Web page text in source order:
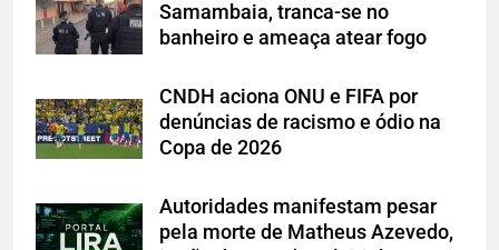
Samambaia, tranca-se no
banheiro e ameaça atear fogo
CNDH aciona ONU e FIFA por
denúncias de racismo e ódio na
Copa de 2026
Autoridades manifestam pesar
pela morte de Matheus Azevedo,